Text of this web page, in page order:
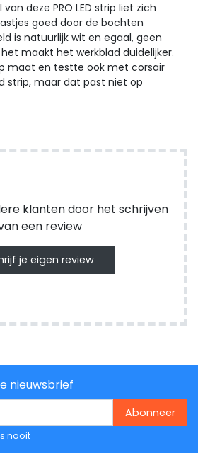
deze PRO LED strip liet zich
goed door de bochten
is natuurlijk wit en egaal, geen
maakt het werkblad duidelijker.
maat en testte ook met corsair
strip, maar dat past niet op
klanten door het schrijven
een review
je eigen review
nieuwsbrief
Abonneer
nooit